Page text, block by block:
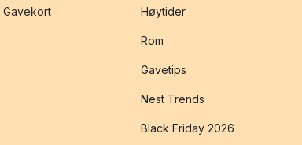
Gavekort Høytider
Rom
Gavetips
Nest Trends
Black Friday 2026